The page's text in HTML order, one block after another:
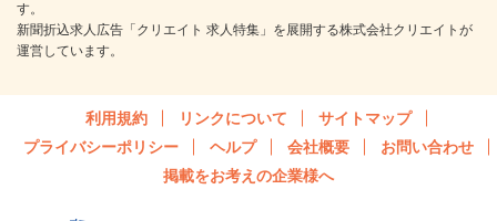
す。
新聞折込求人広告「クリエイト 求人特集」を展開する株式会社クリエイトが
運営しています。
利用規約 リンクについて
サイトマップ
プライバシーポリシー
ヘルプ 会社概要
お問い合わせ
掲載をお考えの企業様へ